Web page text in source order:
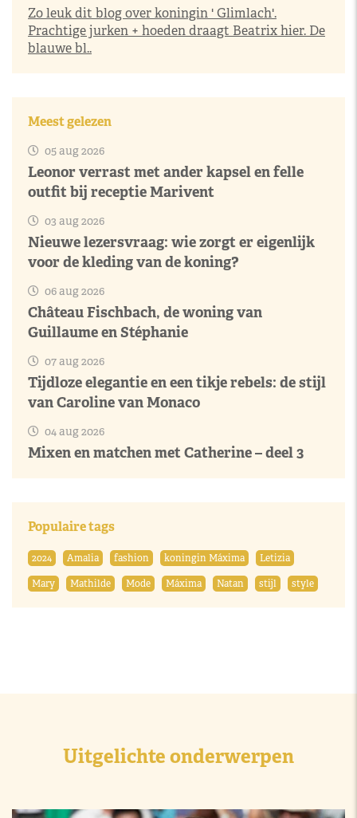
Zo leuk dit blog over koningin ' Glimlach'.
Prachtige jurken + hoeden draagt Beatrix hier. De
blauwe bl..
Meest gelezen
05 aug 2026
Leonor verrast met ander kapsel en felle
outfit bij receptie Marivent
03 aug 2026
Nieuwe lezersvraag: wie zorgt er eigenlijk
voor de kleding van de koning?
06 aug 2026
Château Fischbach, de woning van
Guillaume en Stéphanie
07 aug 2026
Tijdloze elegantie en een tikje rebels: de stijl
van Caroline van Monaco
04 aug 2026
Mixen en matchen met Catherine – deel 3
Populaire tags
2024 Amalia fashion koningin Máxima
Letizia
Mary
Mathilde Mode Máxima Natan stijl style
Uitgelichte onderwerpen